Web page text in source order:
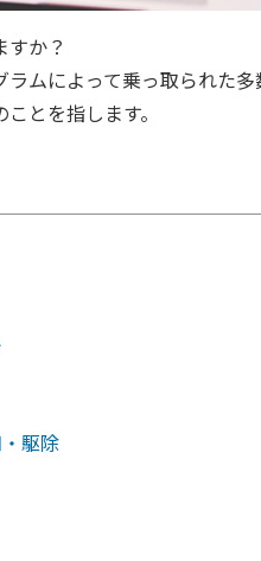
か？
ムによって乗っ取られた多
とを指します。
駆除